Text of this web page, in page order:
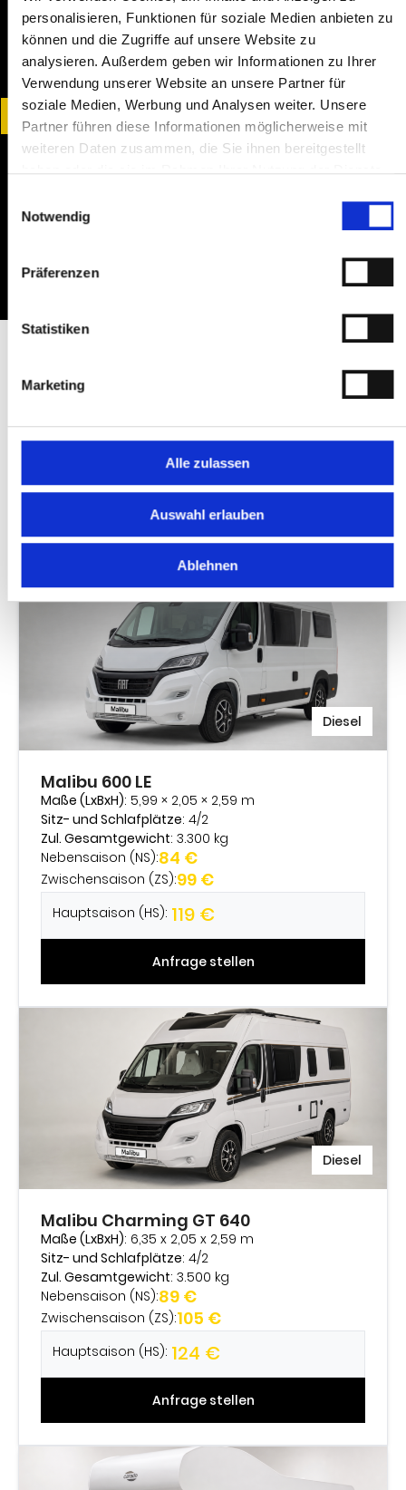
personalisieren, Funktionen für soziale Medien anbieten zu
können und die Zugriffe auf unsere Website zu
analysieren. Außerdem geben wir Informationen zu Ihrer
Verwendung unserer Website an unsere Partner für
soziale Medien, Werbung und Analysen weiter. Unsere
Partner führen diese Informationen möglicherweise mit
weiteren Daten zusammen, die Sie ihnen bereitgestellt
Notwendig
Präferenzen
Statistiken
Marketing
Alle zulassen
Auswahl erlauben
Ablehnen
Fahrzeug abholen
Dein Fahrzeug wird immer gereinigt und
vollgetankt übergeben – bereit für deine Fahrt.
Genieß deine Fahrt mit unserem zuverlässigen
CAMPER & WOHNMOBILE
Wohnmobil mieten — Malibu
Wohnmobile. Du fährst Modelle der Hersteller, für die wir
auch Servicepartner sind — heißt: gewartet im eigenen
Alle Preise inkl. MwSt. • 50 km inklusive • 1.000 €
Kaution
Diesel
Malibu 600 LE
Maße (LxBxH): 5,99 × 2,05 × 2,59 m
Sitz- und Schlafplätze: 4/2
Zul. Gesamtgewicht: 3.300 kg
Nebensaison (NS):84 €
Zwischensaison (ZS):99 €
Hauptsaison (HS): 119 €
Anfrage stellen
Diesel
Malibu Charming GT 640
Maße (LxBxH): 6,35 x 2,05 x 2,59 m
Sitz- und Schlafplätze: 4/2
Zul. Gesamtgewicht: 3.500 kg
Nebensaison (NS):89 €
Zwischensaison (ZS):105 €
Hauptsaison (HS): 124 €
Anfrage stellen